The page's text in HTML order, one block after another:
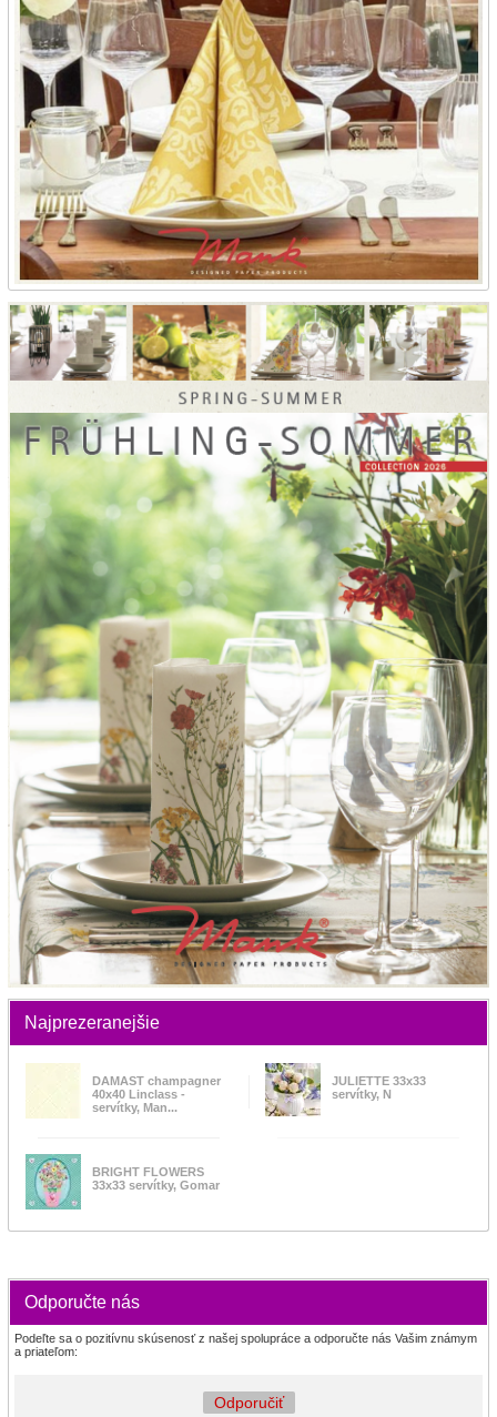
Najprezeranejšie
DAMAST champagner
40x40 Linclass -
servítky, Man...
JULIETTE 33x33
servítky, N
BRIGHT FLOWERS
33x33 servítky, Gomar
Odporučte nás
Podeľte sa o pozitívnu skúsenosť z našej spolupráce a odporučte nás Vašim známym
a priateľom:
Odporučiť